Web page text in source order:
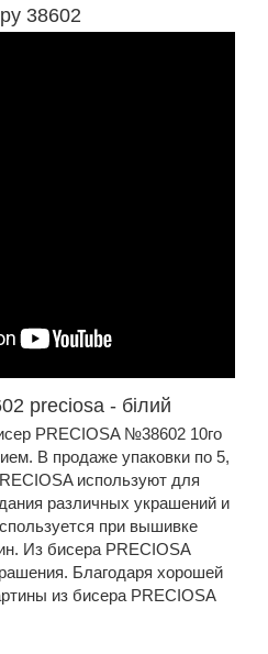
38602
preciosa - білий
PRECIOSA №38602 10го
В продаже упаковки по 5,
используют для
различных украшений и
при вышивке
Из бисера PRECIOSA
Благодаря хорошей
из бисера PRECIOSA